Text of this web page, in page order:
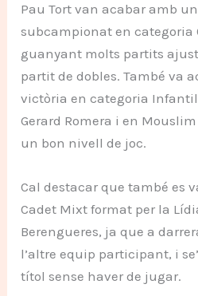
Pau Tort van acabar amb
subcampionat en categoria
guanyant molts partits
partit de dobles. També va
victòria en categoria
Gerard Romera i en
un bon nivell de joc.
Cal destacar que també es
Cadet Mixt format per la
Berengueres, ja que a
l’altre equip participant, i
títol sense haver de jugar.